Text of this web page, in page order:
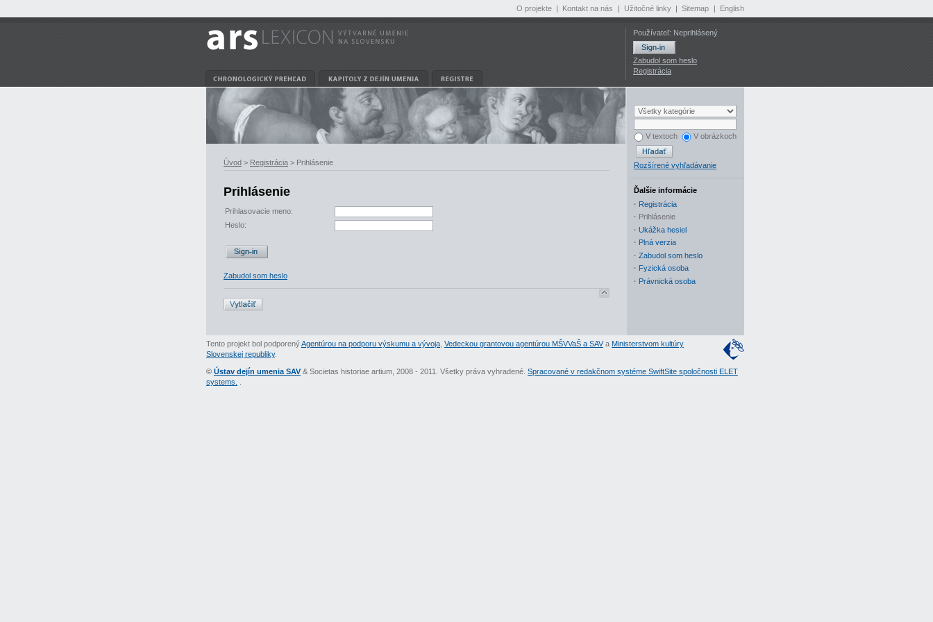
O projekte | Kontakt na nás | Užitočné linky | Sitemap | English
Používateľ: Neprihlásený
Zabudol som heslo
Registrácia
Úvod > Registrácia > Prihlásenie
Prihlásenie
Prihlasovacie meno:
Heslo:
Zabudol som heslo
V textoch V obrázkoch
Rozšírené vyhľadávanie
Ďalšie informácie
· Registrácia
· Prihlásenie
· Ukážka hesiel
· Plná verzia
· Zabudol som heslo
· Fyzická osoba
· Právnická osoba
Tento projekt bol podporenýAgentúrou na podporu výskumu a vývoja Vedeckou grantovou agentúrou MŠVVaŠ a SAVa Ministerstvom kultúry
Slovenskej republiky.
© Ústav dejín umenia SAV & Societas historiae artium, 2008 - 2011. Všetky práva vyhradené. Spracované v redakčnom systéme SwiftSite spoločnosti ELET
systems.